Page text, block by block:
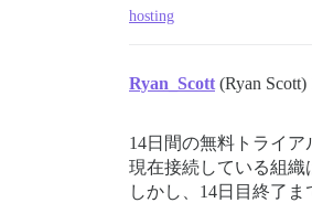
hosting
Ryan_Scott (Ryan Scott)
14日間の無料トライア
現在接続している組織
しかし、14日目終了